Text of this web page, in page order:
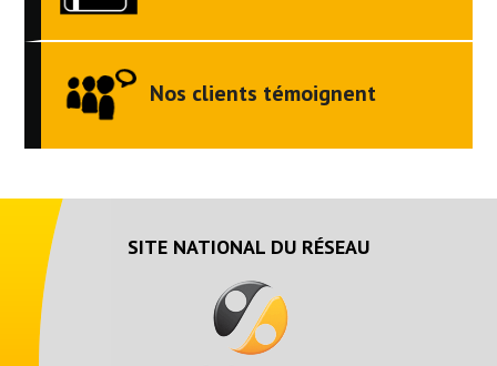
Nos clients témoignent
SITE NATIONAL DU RÉSEAU